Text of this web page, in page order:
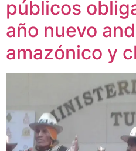
públicos
año nuevo
amazónico y